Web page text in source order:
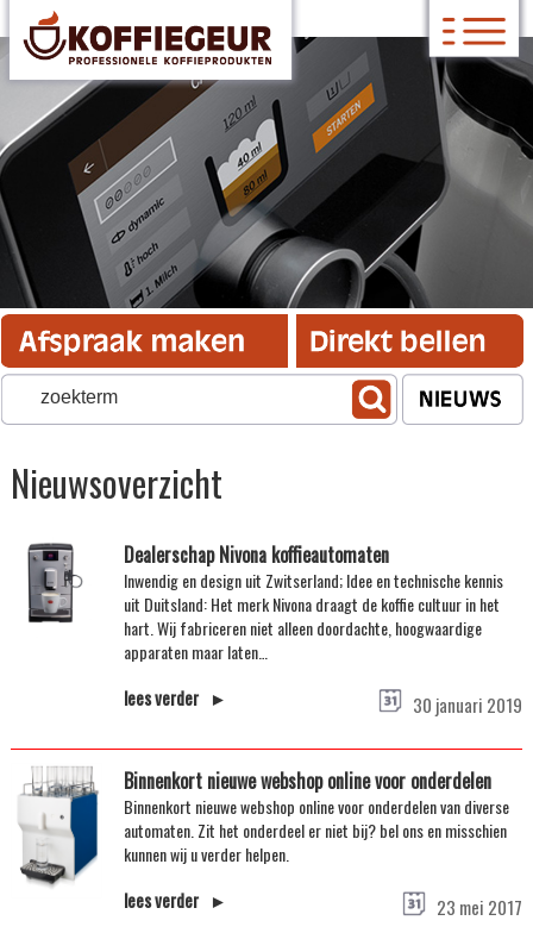
Nieuwsoverzicht
Dealerschap Nivona koffieautomaten
Inwendig en design uit Zwitserland; Idee en technische kennis
uit Duitsland: Het merk Nivona draagt de koffie cultuur in het
hart. Wij fabriceren niet alleen doordachte, hoogwaardige
apparaten maar laten…
lees verder ► 30 januari 2019
Binnenkort nieuwe webshop online voor onderdelen
Binnenkort nieuwe webshop online voor onderdelen van diverse
automaten. Zit het onderdeel er niet bij? bel ons en misschien
kunnen wij u verder helpen.
lees verder ► 23 mei 2017